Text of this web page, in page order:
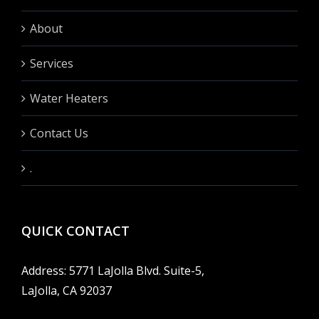
About
Services
Water Heaters
Contact Us
.
QUICK CONTACT
Address: 5771 LaJolla Blvd. Suite-5,
LaJolla, CA 92037